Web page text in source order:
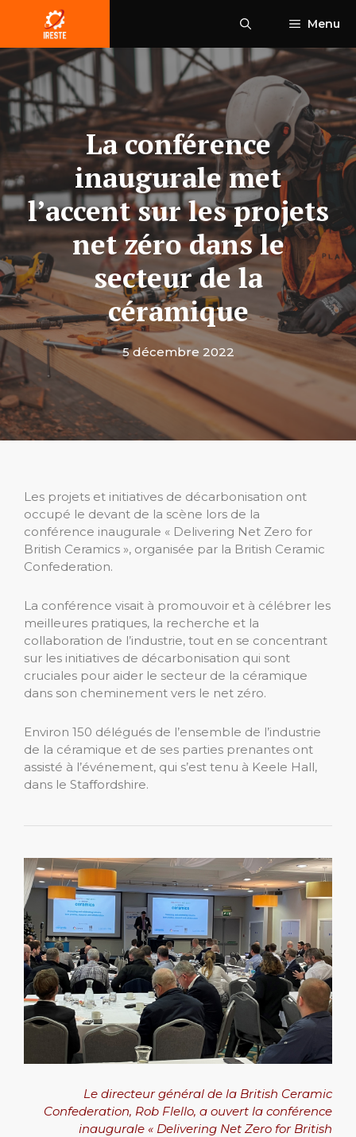
contenu
Menu
La conférence
inaugurale met
l’accent sur les projets
net zéro dans le
secteur de la
céramique
5 décembre 2022
Les projets et initiatives de décarbonisation ont
occupé le devant de la scène lors de la
conférence inaugurale « Delivering Net Zero for
British Ceramics », organisée par la British Ceramic
Confederation.
La conférence visait à promouvoir et à célébrer les
meilleures pratiques, la recherche et la
collaboration de l’industrie, tout en se concentrant
sur les initiatives de décarbonisation qui sont
cruciales pour aider le secteur de la céramique
dans son cheminement vers le net zéro.
Environ 150 délégués de l’ensemble de l’industrie
de la céramique et de ses parties prenantes ont
assisté à l’événement, qui s’est tenu à Keele Hall,
dans le Staffordshire.
Le directeur général de la British Ceramic
Confederation, Rob Flello, a ouvert la conférence
inaugurale « Delivering Net Zero for British